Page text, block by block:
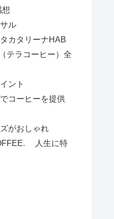
想
ル
カタリーナHAB
テラコーヒー）全
ント
コーヒーを提供
がおしゃれ
人生に特